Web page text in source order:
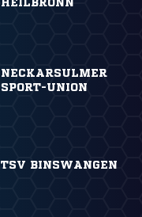
NECKARSULMER
SPORT-UNION
TSV BINSWANGEN